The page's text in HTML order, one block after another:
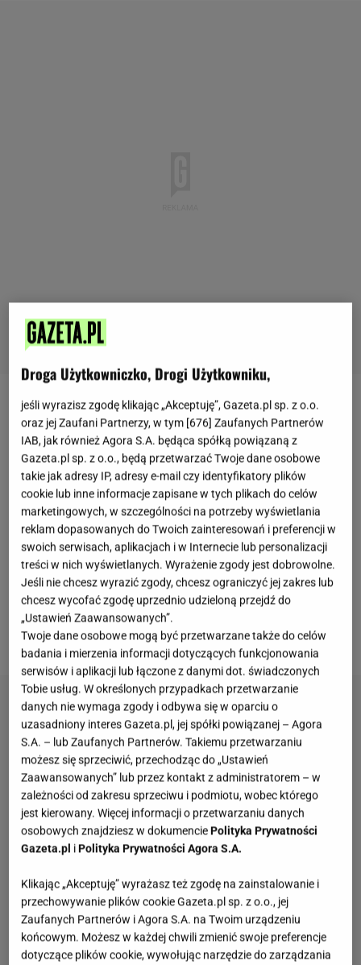
Niebieskie
Noszenieszpilek całymi dniami jeszcze nikomu nie
wyszło na dobre. Ale co tu zrobić, jeśli chcesz
wyglądać stylowo i elegancko? Rozwiązanie jest
proste. Postaw nasneakersy, które emanują
dziewczęcym wdziękiem i lekkością. W tym sezonie
zdecydowanie rządzą pastele, dlatego postaw na
butywłaśnie w takich barwach. Delikatny błękit lub
odcień 'baby blue' idealnie podkreśli twoją każdą
stylizację.
Droga Użytkowniczko, Drogi Użytkowniku,
jeśli wyrazisz zgodę klikając „Akceptuję”, Gazeta.pl sp. z o.o.
oraz jej Zaufani Partnerzy, w tym [676] Zaufanych Partnerów
IAB, jak również Agora S.A. będąca spółką powiązaną z
Gazeta.pl sp. z o.o., będą przetwarzać Twoje dane osobowe
takie jak adresy IP, adresy e-mail czy identyfikatory plików
cookie lub inne informacje zapisane w tych plikach do celów
marketingowych, w szczególności na potrzeby wyświetlania
reklam dopasowanych do Twoich zainteresowań i preferencji w
swoich serwisach, aplikacjach i w Internecie lub personalizacji
treści w nich wyświetlanych. Wyrażenie zgody jest dobrowolne.
Jeśli nie chcesz wyrazić zgody, chcesz ograniczyć jej zakres lub
chcesz wycofać zgodę uprzednio udzieloną przejdź do
„Ustawień Zaawansowanych”.
Twoje dane osobowe mogą być przetwarzane także do celów
badania i mierzenia informacji dotyczących funkcjonowania
serwisów i aplikacji lub łączone z danymi dot. świadczonych
Tobie usług. W określonych przypadkach przetwarzanie
danych nie wymaga zgody i odbywa się w oparciu o
uzasadniony interes Gazeta.pl, jej spółki powiązanej – Agora
S.A. – lub Zaufanych Partnerów. Takiemu przetwarzaniu
możesz się sprzeciwić, przechodząc do „Ustawień
Zaawansowanych” lub przez kontakt z administratorem – w
zależności od zakresu sprzeciwu i podmiotu, wobec którego
jest kierowany. Więcej informacji o przetwarzaniu danych
osobowych znajdziesz w dokumenciePolityka Prywatności
Gazeta.pl iPolityka Prywatności Agora S.A.
Klikając „Akceptuję” wyrażasz też zgodę na zainstalowanie i
przechowywanie plików cookie Gazeta.pl sp. z o.o., jej
Zaufanych Partnerów i Agora S.A. na Twoim urządzeniu
końcowym. Możesz w każdej chwili zmienić swoje preferencje
dotyczące plików cookie, wywołując narzędzie do zarządzania